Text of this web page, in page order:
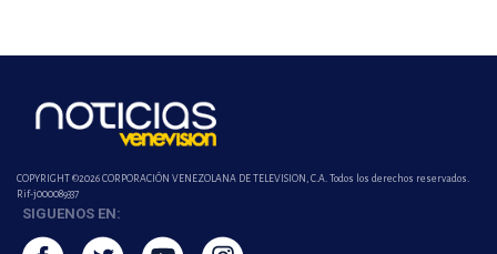
COPYRIGHT ©2026 CORPORACIÓN VENEZOLANA DE TELEVISION, C.A. Todos los derechos reservados.
Rif-j000089337
SIGUENOS EN: